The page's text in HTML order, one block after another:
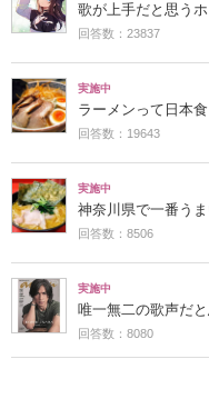
歌が上手だと思う
回答数：23837
実施中
ラーメンって日本
回答数：19643
実施中
神奈川県で一番う
回答数：8506
実施中
唯一無二の歌声だ
回答数：8080